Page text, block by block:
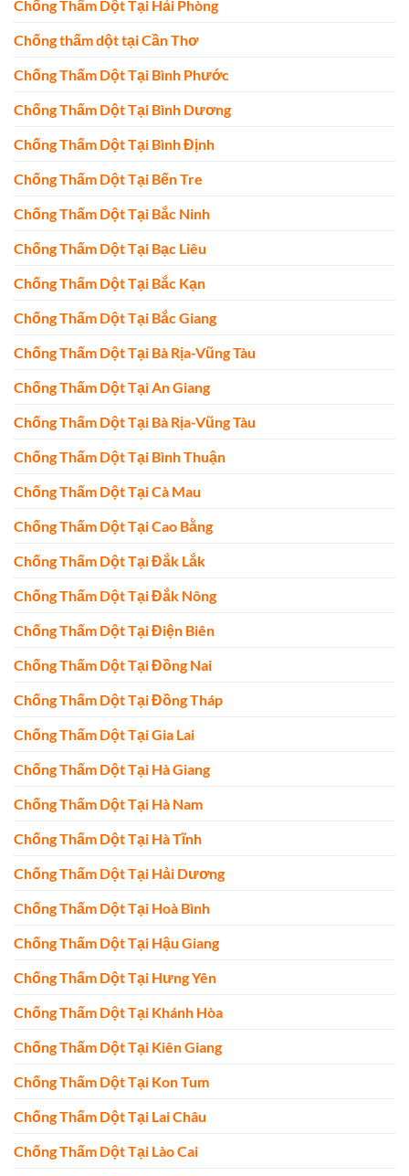
Chống Thấm Dột Tại Hải Phòng
Chống thấm dột tại Cần Thơ
Chống Thấm Dột Tại Bình Phước
Chống Thấm Dột Tại Bình Dương
Chống Thấm Dột Tại Bình Định
Chống Thấm Dột Tại Bến Tre
Chống Thấm Dột Tại Bắc Ninh
Chống Thấm Dột Tại Bạc Liêu
Chống Thấm Dột Tại Bắc Kạn
Chống Thấm Dột Tại Bắc Giang
Chống Thấm Dột Tại Bà Rịa-Vũng Tàu
Chống Thấm Dột Tại An Giang
Chống Thấm Dột Tại Bà Rịa-Vũng Tàu
Chống Thấm Dột Tại Bình Thuận
Chống Thấm Dột Tại Cà Mau
Chống Thấm Dột Tại Cao Bằng
Chống Thấm Dột Tại Đắk Lắk
Chống Thấm Dột Tại Đắk Nông
Chống Thấm Dột Tại Điện Biên
Chống Thấm Dột Tại Đồng Nai
Chống Thấm Dột Tại Đồng Tháp
Chống Thấm Dột Tại Gia Lai
Chống Thấm Dột Tại Hà Giang
Chống Thấm Dột Tại Hà Nam
Chống Thấm Dột Tại Hà Tĩnh
Chống Thấm Dột Tại Hải Dương
Chống Thấm Dột Tại Hoà Bình
Chống Thấm Dột Tại Hậu Giang
Chống Thấm Dột Tại Hưng Yên
Chống Thấm Dột Tại Khánh Hòa
Chống Thấm Dột Tại Kiên Giang
Chống Thấm Dột Tại Kon Tum
Chống Thấm Dột Tại Lai Châu
Chống Thấm Dột Tại Lào Cai